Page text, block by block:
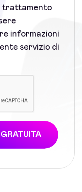
trattamento
informazioni
servizio di